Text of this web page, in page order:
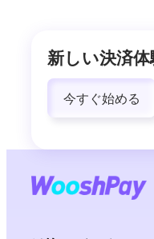
新しい決済
今すぐ始める